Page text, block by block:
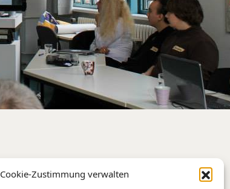
Cookie-Zustimmung verwalten